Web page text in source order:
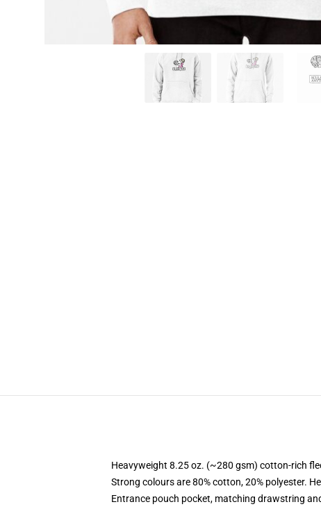
Heavyweight 8.25 oz. (~280 gsm) cotton-rich
Strong colours are 80% cotton, 20% polyester.
Entrance pouch pocket, matching drawstring